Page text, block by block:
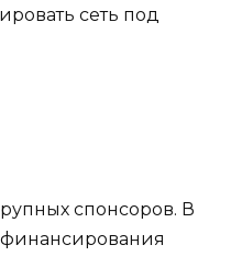
сеть под
спонсоров. В